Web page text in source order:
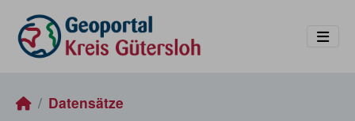
Datensätze